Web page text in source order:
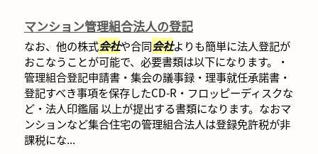
マンション管理組合法人の登記
なお、他の株式会社や合同会社よりも簡単に法人登記が
おこなうことが可能で、必要書類は以下になります。・
管理組合登記申請書・集会の議事録・理事就任承諾書・
登記すべき事項を保存したCD-R・フロッピーディスクな
ど・法人印鑑届 以上が提出する書類になります。なおマ
ンションなど集合住宅の管理組合法人は登録免許税が非
課税にな...